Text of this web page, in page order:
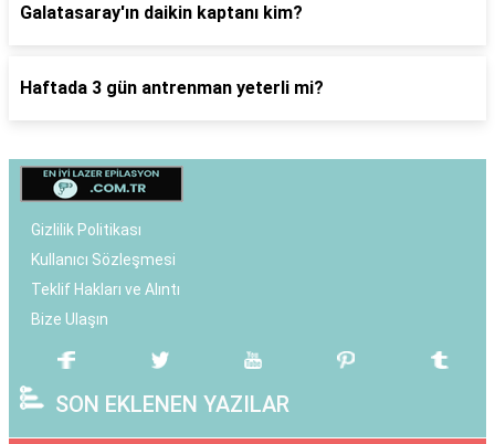
Galatasaray'ın daikin kaptanı kim?
Haftada 3 gün antrenman yeterli mi?
Gizlilik Politikası
Kullanıcı Sözleşmesi
Teklif Hakları ve Alıntı
Bize Ulaşın
SON EKLENEN YAZILAR